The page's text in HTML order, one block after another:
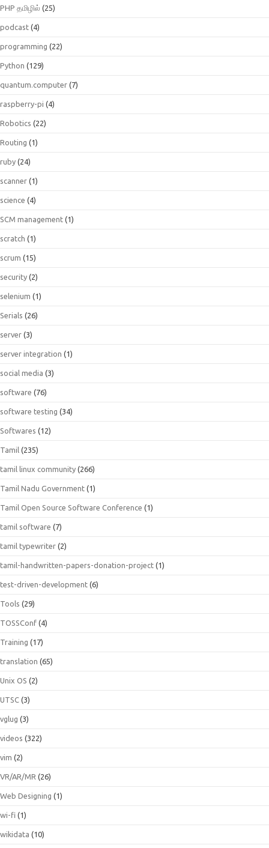
PHP தமிழில் (25)
podcast (4)
programming (22)
Python (129)
quantum.computer (7)
raspberry-pi (4)
Robotics (22)
Routing (1)
ruby (24)
scanner (1)
science (4)
SCM management (1)
scratch (1)
scrum (15)
security (2)
selenium (1)
Serials (26)
server (3)
server integration (1)
social media (3)
software (76)
software testing (34)
Softwares (12)
Tamil (235)
tamil linux community (266)
Tamil Nadu Government (1)
Tamil Open Source Software Conference (1)
tamil software (7)
tamil typewriter (2)
tamil-handwritten-papers-donation-project (1)
test-driven-development (6)
Tools (29)
TOSSConf (4)
Training (17)
translation (65)
Unix OS (2)
UTSC (3)
vglug (3)
videos (322)
vim (2)
VR/AR/MR (26)
Web Designing (1)
wi-fi (1)
wikidata (10)